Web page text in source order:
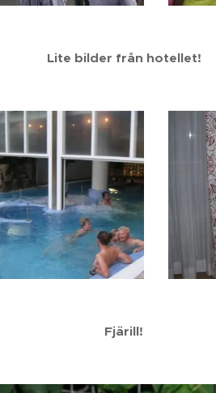
Lite bilder från hotellet!
Fjärill!